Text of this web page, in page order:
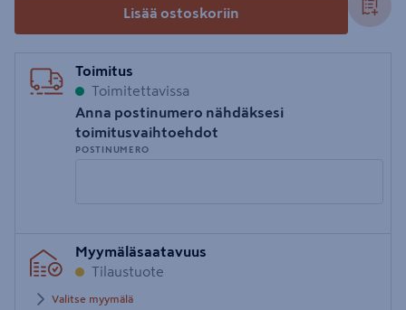
Lisää ostoskoriin
Toimitus
Toimitettavissa
Anna postinumero nähdäksesi
toimitusvaihtoehdot
POSTINUMERO
postinumero
Myymäläsaatavuus
Tilaustuote
Valitse myymälä